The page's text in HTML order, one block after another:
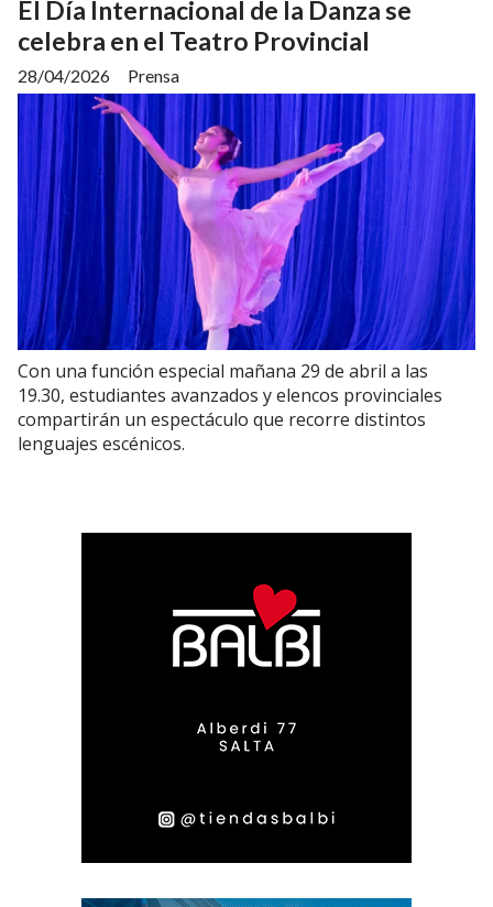
El Día Internacional de la Danza se
celebra en el Teatro Provincial
Prensa
28/04/2026
Con una función especial mañana 29 de abril a las
19.30, estudiantes avanzados y elencos provinciales
compartirán un espectáculo que recorre distintos
lenguajes escénicos.